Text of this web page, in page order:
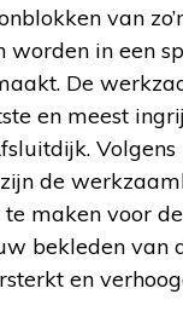
van
worden in een
De
en meest
Volgens
de
maken voor
bekleden van
en